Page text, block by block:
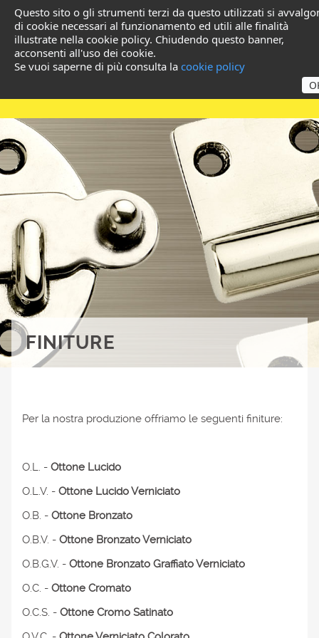
FINITURE
Per la nostra produzione offriamo le seguenti finiture:
O.L. -Ottone Lucido
O.L.V. -Ottone Lucido Verniciato
O.B. -Ottone Bronzato
O.B.V. -Ottone Bronzato Verniciato
O.B.G.V. -Ottone Bronzato Graffiato Verniciato
O.C. -Ottone Cromato
O.C.S. -Ottone Cromo Satinato
Questo sito o gli strumenti terzi da questo utilizzati si
di cookie necessari al funzionamento ed utili alle finalità
illustrate nella cookie policy. Chiudendo questo banner,
acconsenti all'uso dei cookie.
Se vuoi saperne di più consulta la cookie policy